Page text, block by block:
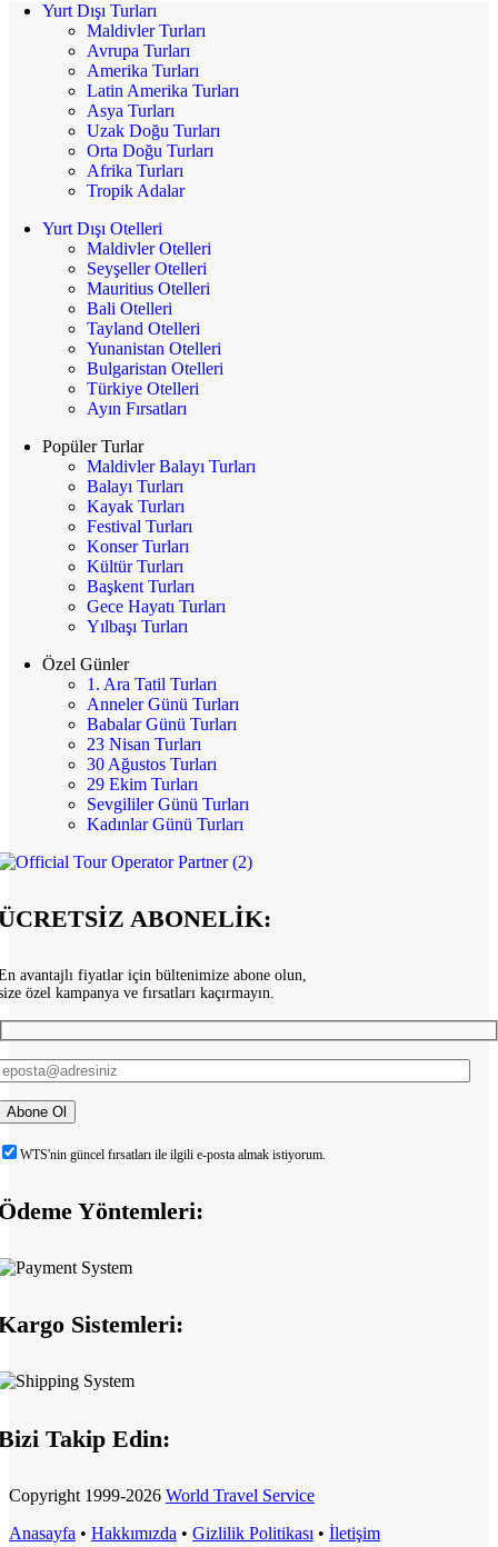
Yurt Dışı Turları
Maldivler Turları
Avrupa Turları
Amerika Turları
Latin Amerika Turları
Asya Turları
Uzak Doğu Turları
Orta Doğu Turları
Afrika Turları
Tropik Adalar
Yurt Dışı Otelleri
Maldivler Otelleri
Seyşeller Otelleri
Mauritius Otelleri
Bali Otelleri
Tayland Otelleri
Yunanistan Otelleri
Bulgaristan Otelleri
Türkiye Otelleri
Ayın Fırsatları
Popüler Turlar
Maldivler Balayı Turları
Balayı Turları
Kayak Turları
Festival Turları
Konser Turları
Kültür Turları
Başkent Turları
Gece Hayatı Turları
Yılbaşı Turları
Özel Günler
1. Ara Tatil Turları
Anneler Günü Turları
Babalar Günü Turları
23 Nisan Turları
30 Ağustos Turları
29 Ekim Turları
Sevgililer Günü Turları
Kadınlar Günü Turları
ABONELİK:
avantajlı fiyatlar için bültenimize abone olun,
özel kampanya ve fırsatları kaçırmayın.
WTS'nin güncel fırsatları ile ilgili e-posta almak istiyorum.
Yöntemleri:
Sistemleri:
Takip Edin:
Copyright 1999-2026 World Travel Service
Anasayfa • Hakkımızda • Gizlilik Politikası • İletişim